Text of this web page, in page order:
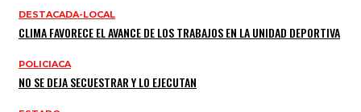
DESTACADA-LOCAL
CLIMA FAVORECE EL AVANCE DE LOS TRABAJOS EN LA UNIDAD DEPORTIVA
POLICIACA
NO SE DEJA SECUESTRAR Y LO EJECUTAN